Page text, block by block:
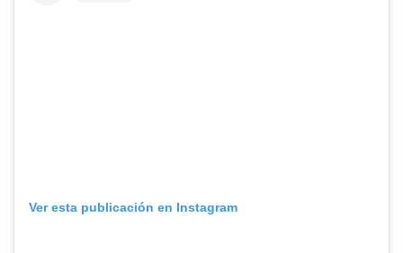
Ver esta publicación en Instagram